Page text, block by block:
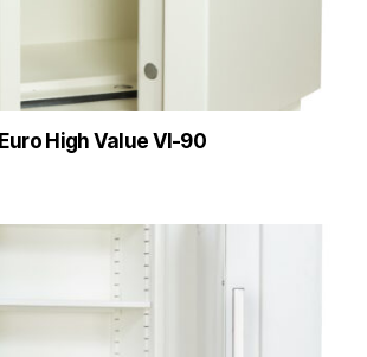
Euro High Value VI-90